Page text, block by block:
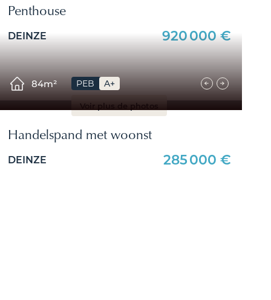
Penthouse
DEINZE 920 000 €
Voir plus de photos
84m² PEB A+
Handelspand met woonst
DEINZE 285 000 €